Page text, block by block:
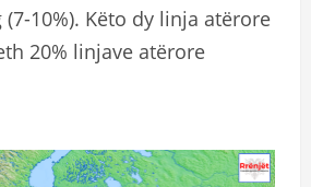
(7-10%). Këto dy linja atërore
20% linjave atërore